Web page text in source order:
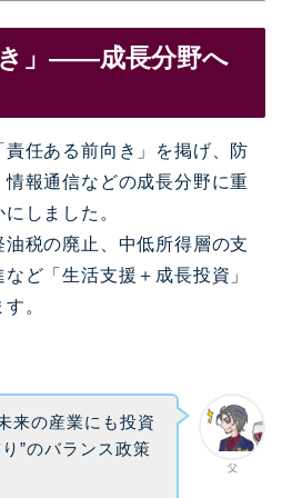
き」——成長分野へ
任ある前向き」を掲げ、防
報通信などの成長分野に重
しました。
税の廃止、中低所得層の支
ど「生活支援＋成長投資」
。
父
来の産業にも投資
”のバランス政策